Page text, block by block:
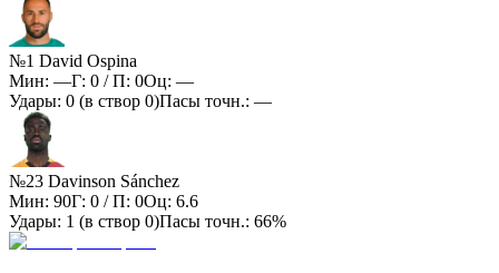
№1 David Ospina
Мин: —Г: 0 / П: 0Оц: —
Удары: 0 (в створ 0)Пасы точн.: —
№23 Davinson Sánchez
Мин: 90Г: 0 / П: 0Оц: 6.6
Удары: 1 (в створ 0)Пасы точн.: 66%